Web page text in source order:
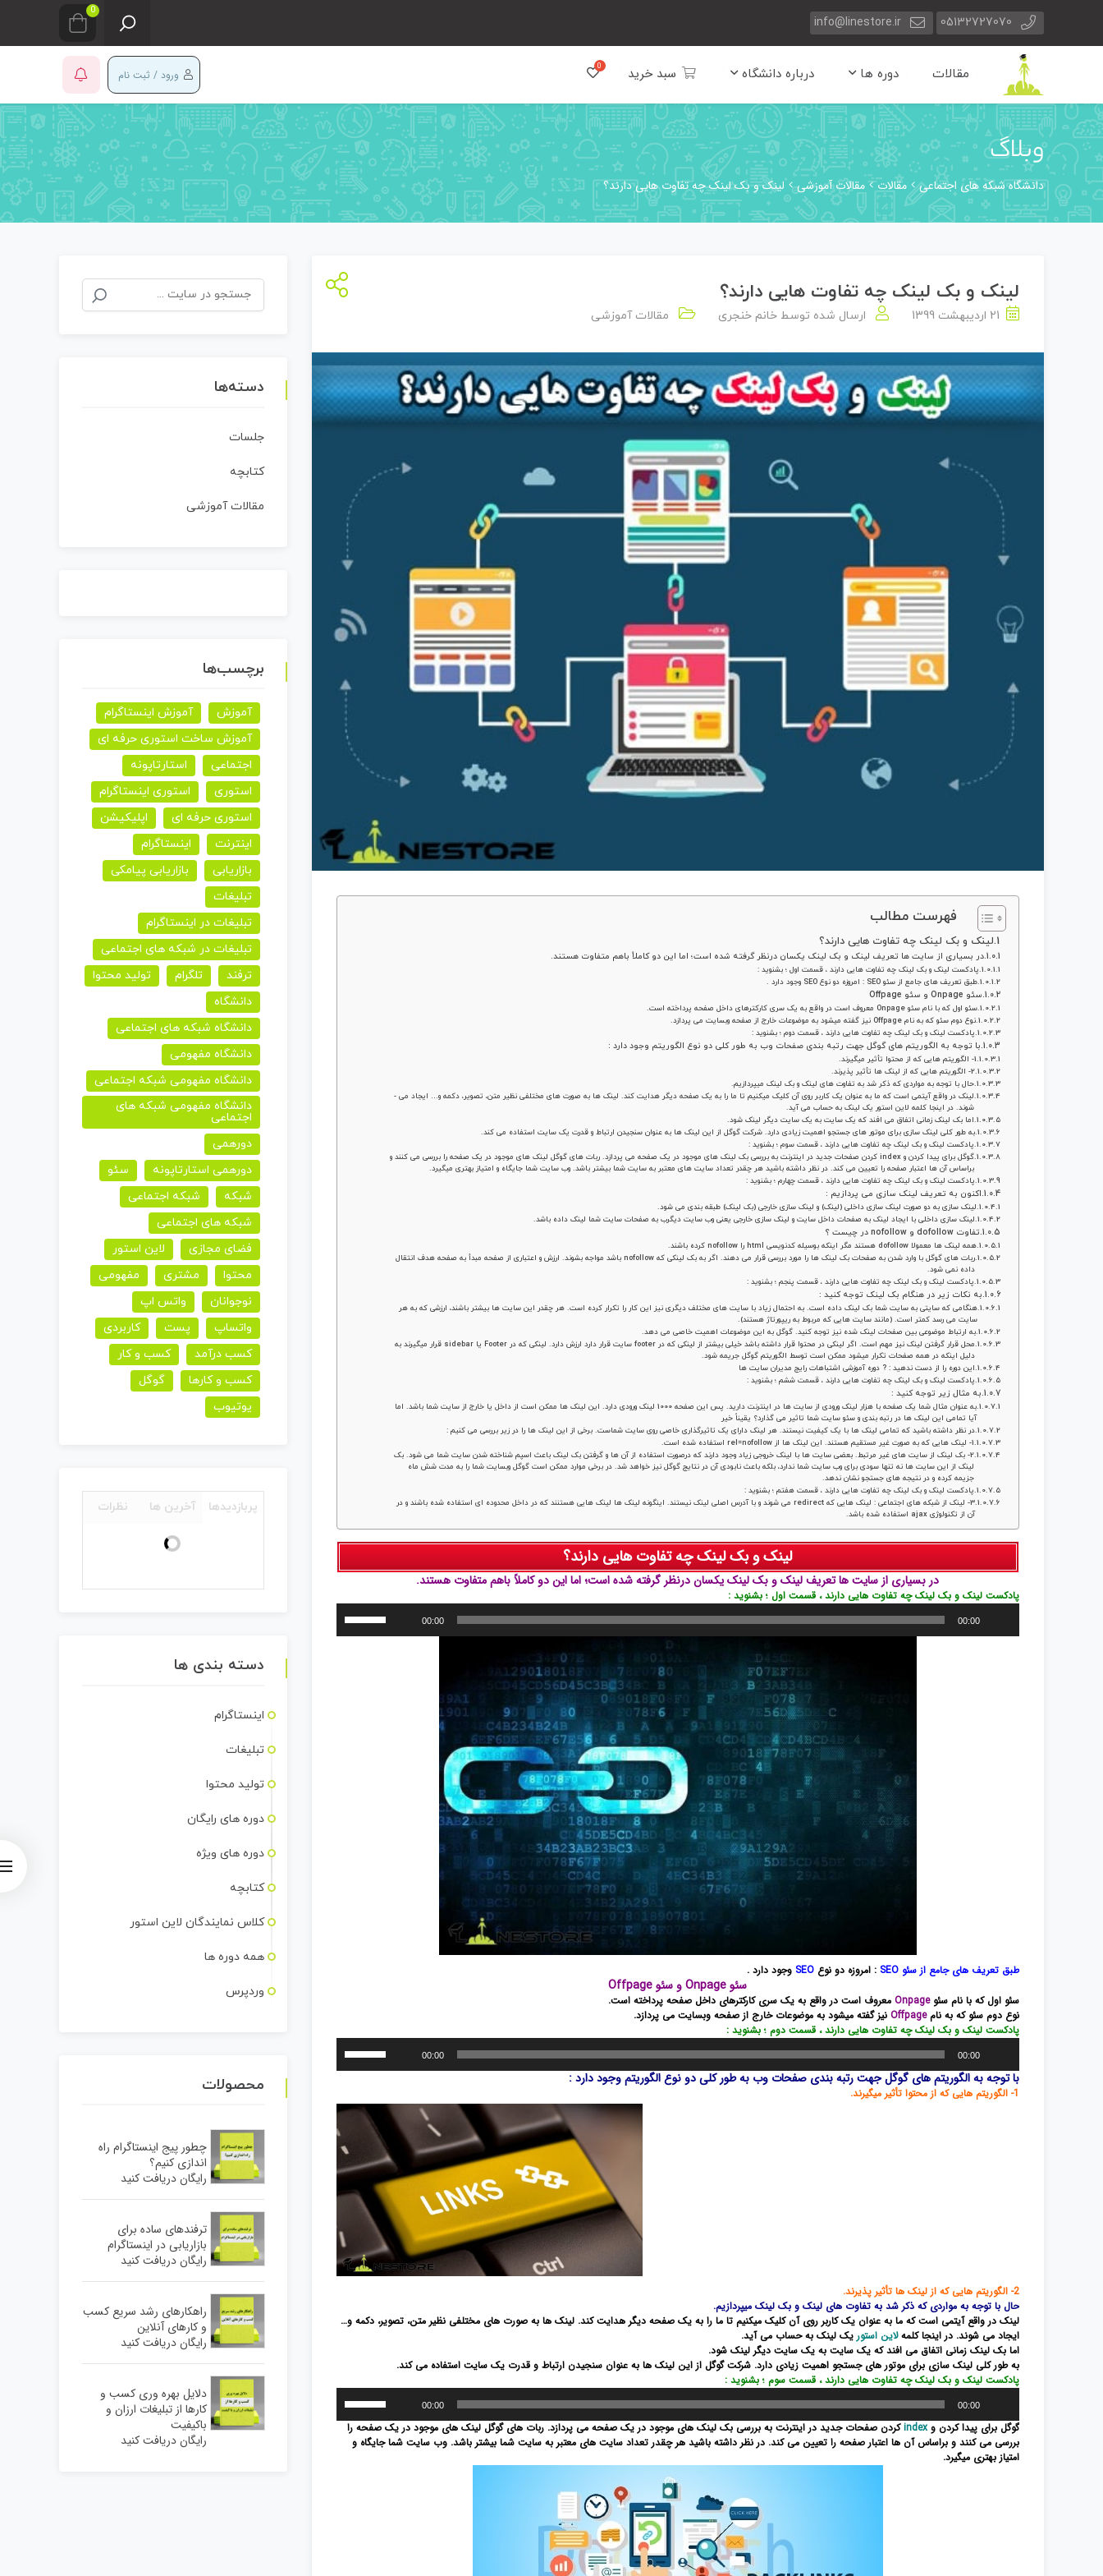
05132727070
info@linestore.ir
0
مقالات دوره ها درباره دانشگاه سبد خرید ورود / ثبت نام
وبلاگ
دانشگاه شبکه های اجتماعی مقالات مقالات آموزشی لینک و بک لینک چه تفاوت هایی دارند؟
لینک و بک لینک چه تفاوت هایی دارند؟
21 اردیبهشت 1399 ارسال شده توسط خانم خنجری مقالات آموزشی
فهرست مطالب
لینک و بک لینک چه تفاوت هایی دارند؟
در بسیاری از سایت ها تعریف لینک و بک لینک یکسان درنظر گرفته شده است؛ اما این دو کاملاً باهم متفاوت هستند.
پادکست لینک و بک لینک چه تفاوت هایی دارند ، قسمت اول ؛ بشنوید :
طبق تعریف های جامع از سئو SEO : امروزه دو نوع SEO وجود دارد .
سئو Onpage و سئو Offpage
سئو اول که با نام سئو Onpage معروف است در واقع به یک سری کارکترهای داخل صفحه پرداخته است.
نوع دوم سئو که به نام Offpage نیز گفته میشود به موضوعات خارج از صفحه وبسایت می پردازد.
پادکست لینک و بک لینک چه تفاوت هایی دارند ، قسمت دوم ؛ بشنوید :
با توجه به الگوریتم های گوگل جهت رتبه بندی صفحات وب به طور کلی دو نوع الگوریتم وجود دارد :
1- الگوریتم هایی که از محتوا تأثیر میگیرند.
2- الگوریتم هایی که از لینک ها تأثیر پذیرند.
حال با توجه به مواردی که ذکر شد به تفاوت های لینک و بک لینک میپردازیم.
لینک در واقع آیتمی است که ما به عنوان یک کاربر روی آن کلیک میکنیم تا ما را به یک صفحه دیگر هدایت کند. لینک ها به صورت های مختلفی نظیر متن، تصویر، دکمه و… ایجاد می ­
شوند. در اینجا کلمه لاین استور یک لینک به حساب می آید.
اما بک لینک زمانی اتفاق می افند که یک سایت به یک سایت دیگر لینک شود.
به طور کلی لینک سازی برای موتور های جستجو اهمیت زیادی دارد. شرکت گوگل از این لینک ها به عنوان سنجیدن ارتباط و قدرت یک سایت استفاده می­ کند.
پادکست لینک و بک لینک چه تفاوت هایی دارند ، قسمت سوم ؛ بشنوید :
گوگل برای پیدا کردن و index کردن صفحات جدید در اینترنت به بررسی بک لینک های موجود در یک صفحه می پردازد. ربات های گوگل لینک های موجود در یک صفحه را بررسی می کنند و
براساس آن ها اعتبار صفحه را تعیین می کند. در نظر داشته باشید هر چقدر تعداد سایت های معتبر به سایت شما بیشتر باشد. وب سایت شما جایگاه و امتیاز بهتری میگیرد.
پادکست لینک و بک لینک چه تفاوت هایی دارند ، قسمت چهارم ؛ بشنوید :
اکنون به تعریف لینک سازی می پردازیم :
لینک سازی به دو صورت لینک سازی داخلی (لینک) و لینک سازی خارجی (بک لینک) طبقه بندی می شود.
لینک سازی داخلی با ایجاد لینک به صفحات داخل سایت و لینک سازی خارجی یعنی وب سایت دیگرب به صفحات سایت شما لینک داده باشد.
تفاوت dofollow و nofollow در چیست ؟
همه لینک ها معمولا dofollow هستند مگر اینکه بوسیله کدنویسی html را nofollow کرده باشند.
ربات های گوگل با وارد شدن به صفحات بک لینک ها را مورد بررسی قرار می دهند. اگر به بک لینکی که nofollow باشد مواجه بشوند. ارزش و اعتباری از صفحه مبدأ به صفحه هدف انتقال
داده نمی شود.
پادکست لینک و بک لینک چه تفاوت هایی دارند ، قسمت پنجم ؛ بشنوید :
به نکات زیر در هنگام بک لینک توجه کنید :
هنگامی که سایتی به سایت شما بک لینک داده است. به احتمال زیاد با سایت های مختلف دیگری نیز این کار را تکرار کرده است. هر چقدر این سایت ها بیشتر باشند، ارزشی که به هر
سایت می رسد کمتر است. (مانند سایت هایی که مربوط به ریپورتاژ هستند).
به ارتباط موضوعی بین صفحات لینک شده نیز توجه کنید. گوگل به این موضوعات اهمیت خاصی می دهد.
محل قرار گرفتن لینک نیز مهم است. اگر لینکی در محتوا قرار داشته باشد خیلی بیشتر از لینکی که در footer سایت قرار دارد ارزش دارد. لینکی که در Footer یا sidebar قرار میگیرند به
دلیل اینکه در همه صفحات تکرار میشود ممکن است توسط الگوریتم گوگل جریمه شود.
این دوره را از دست ندهید : ? دوره آموزشی اشتباهات رایج مدیران سایت ها
پادکست لینک و بک لینک چه تفاوت هایی دارند ، قسمت ششم ؛ بشنوید :
به مثال زیر توجه کنید :
به عنوان مثال شما یک صفحه با هزار لینک ورودی از سایت ها در اینترنت دارید. پس این صفحه 1000 لینک ورودی دارد. این لینک ها ممکن است از داخل یا خارج از سایت شما باشد. اما
آیا تمامی این لینک ها در رتبه بندی و سئو سایت شما تاثیر می گذارد؟ یقیناً خیر
در نظر داشته باشید که تمامی لینک ها با یک کیفیت نیستند. هر لینک دارای یک تاثیرگذاری خاصی روی سایت شماست. برخی از این لینک ها را در زیر بررسی می کنیم :
1- لینک هایی که به صورت غیر مستقیم هستند. این لینک ها از rel=nofollow استفاده شده است.
2- بک لینک از سایت های غیر مرتبط. بعضی سایت ها با لینک خروجی زیاد وجود دارند که درصورت استفاده از آن ها و گرفتن بک لینک باعث اسپم شناخته شدن سایت شما می شود. بک
لینک از این سایت ها نه تنها سودی برای وب سایت شما ندارد، بلکه باعث نابودی آن در نتایج گوگل نیز خواهد شد. در برخی موارد ممکن است گوگل وبسایت شما را به مدت شش ماه
جزیمه کرده و در نتیجه های جستجو نشان ندهد.
پادکست لینک و بک لینک چه تفاوت هایی دارند ، قسمت هفتم ؛ بشنوید :
3- لینک از شبکه های اجتماعی : لینک هایی که redirect می شوند و با آدرس اصلی لینک نیستند. اینگونه لینک ها لینک هایی هستنند که در داخل محدوده ای استفاده شده باشند و در
آن از تکنولوژی ajax استفاده شده باشد.
لینک و بک لینک چه تفاوت هایی دارند؟
در بسیاری از سایت ها تعریف لینک و بک لینک یکسان درنظر گرفته شده است؛ اما این دو کاملاً باهم متفاوت هستند.
پادکست لینک و بک لینک چه تفاوت هایی دارند ، قسمت اول ؛ بشنوید :
پخش‌کننده
صوت
00:00
00:00
برای
افزایش
طبق تعریف های جامع از سئو SEO : امروزه دو نوع SEO وجود دارد .
سئو Onpage و سئو Offpage
سئو اول که با نام سئوOnpage معروف است در واقع به یک سری کارکترهای داخل صفحه پرداخته است.
نوع دوم سئو که به نامOffpage نیز گفته میشود به موضوعات خارج از صفحه وبسایت می پردازد.
پادکست لینک و بک لینک چه تفاوت هایی دارند ، قسمت دوم ؛ بشنوید :
پخش‌کننده
صوت
00:00
00:00
برای
افزایش
صدا
و
پایین
استفاده
با توجه به الگوریتم های گوگل جهت رتبه بندی صفحات وب به طور کلی دو نوع الگوریتم وجود دارد :
1- الگوریتم هایی که از محتوا تأثیر میگیرند.
2- الگوریتم هایی که از لینک ها تأثیر پذیرند.
حال با توجه به مواردی که ذکر شد به تفاوت های لینک و بک لینک میپردازیم.
لینک در واقع آیتمی است که ما به عنوان یک کاربر روی آن کلیک میکنیم تا ما را به یک صفحه دیگر هدایت کند. لینک ها به صورت های مختلفی نظیر متن، تصویر، دکمه و…
ایجاد می ­شوند. در اینجا کلمهلاین استور یک لینک به حساب می آید.
اما بک لینک زمانی اتفاق می افند که یک سایت به یک سایت دیگر لینک شود.
به طور کلی لینک سازی برای موتور های جستجو اهمیت زیادی دارد. شرکت گوگل از این لینک ها به عنوان سنجیدن ارتباط و قدرت یک سایت استفاده می­ کند.
پادکست لینک و بک لینک چه تفاوت هایی دارند ، قسمت سوم ؛ بشنوید :
پخش‌کننده
صوت
00:00
00:00
برای
افزایش
گوگل برای پیدا کردن وindexکردن صفحات جدید در اینترنت به بررسی بک لینک های موجود در یک صفحه می پردازد. ربات های گوگل لینک های موجود در یک صفحه را
بررسی می کنند و براساس آن ها اعتبار صفحه را تعیین می کند. در نظر داشته باشید هر چقدر تعداد سایت های معتبر به سایت شما بیشتر باشد. وب سایت شما جایگاه و
امتیاز بهتری میگیرد.
جستجو
برای:
دسته‌ها
جلسات
کتابچه
مقالات آموزشی
برچسب‌ها
آموزش
آموزش اینستاگرام
آموزش ساخت استوری حرفه ای
اجتماعی
استارتاپونه
استوری
استوری اینستاگرام
استوری حرفه ای
اپلیکیشن
اینترنت
اینستاگرام
بازاریابی
بازاریابی پیامکی
تبلیغات
تبلیغات در اینستاگرام
تبلیغات در شبکه های اجتماعی
ترفند
تلگرام
تولید محتوا
دانشگاه
دانشگاه شبکه های اجتماعی
دانشگاه مفهومی
دانشگاه مفهومی شبکه اجتماعی
دانشگاه مفهومی شبکه های
اجتماعی
دورهمی
دورهمی استارتاپونه
سئو
شبکه
شبکه اجتماعی
شبکه های اجتماعی
فضای مجازی
لاین استور
محتوا
مشتری
مفهومی
نوجوانان
واتس اپ
واتساپ
پست
کاربردی
کسب درآمد
کسب و کار
کسب و کارها
گوگل
یوتیوب
پربازدیدها آخرین ها نظرات
دسته بندی ها
اینستاگرام
تبلیغات
تولید محتوا
دوره های رایگان
دوره های ویژه
کتابچه
کلاس نمایندگان لاین استور
همه دوره ها
وردپرس
محصولات
چطور پیج اینستاگرام راه
اندازی کنیم؟
رایگان دریافت کنید
ترفندهای ساده برای
بازاریابی در اینستاگرام
رایگان دریافت کنید
راهکارهای رشد سریع کسب
و کارهای آنلاین
رایگان دریافت کنید
دلایل بهره وری کسب و
کارها از تبلیغات ارزان و
باکیفیت
رایگان دریافت کنید